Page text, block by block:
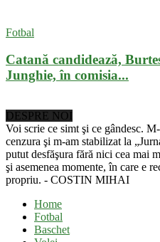
Fotbal
Catană candidează,
Junghie, în comisia...
DESPRE NOI
Voi scrie ce simt şi ce gândesc.
cenzura şi m-am stabilizat la
putut desfăşura fără nici cea mai
şi asemenea momente, în care e
propriu. - COSTIN MIHAI
Home
Fotbal
Baschet